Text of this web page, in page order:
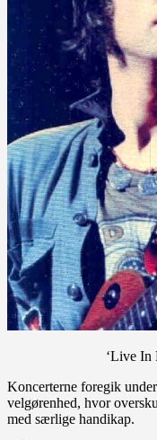
‘Live In
Koncerterne foregik
velgørenhed, hvor
med særlige handikap.